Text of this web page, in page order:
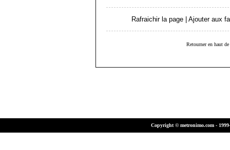
Rafraichir la page Ajouter aux
Retourner en haut de
Copyright © metronimo.com -